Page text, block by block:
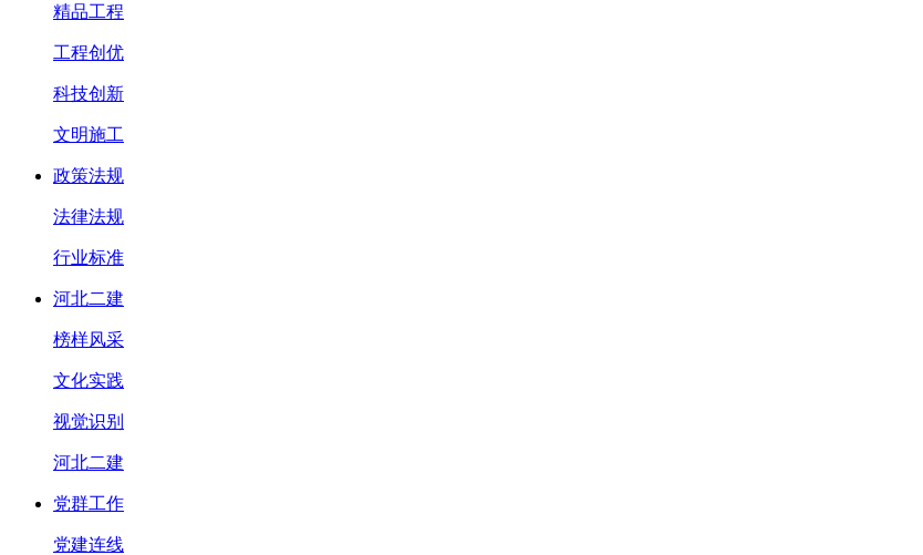
精品工程
工程创优
科技创新
文明施工
政策法规
法律法规
行业标准
河北二建
榜样风采
文化实践
视觉识别
河北二建
党群工作
党建连线